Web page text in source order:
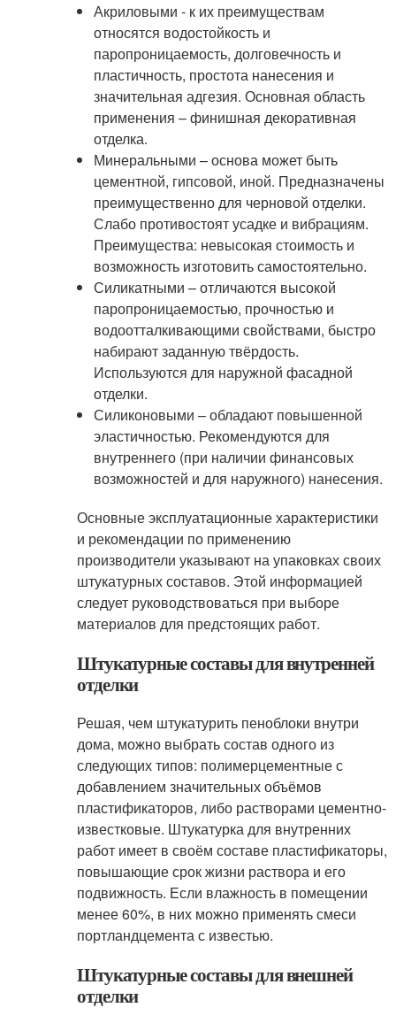
Акриловыми - к их преимуществам
относятся водостойкость и
паропроницаемость, долговечность и
пластичность, простота нанесения и
значительная адгезия. Основная область
применения – финишная декоративная
отделка.
Минеральными – основа может быть
цементной, гипсовой, иной. Предназначены
преимущественно для черновой отделки.
Слабо противостоят усадке и вибрациям.
Преимущества: невысокая стоимость и
возможность изготовить самостоятельно.
Силикатными – отличаются высокой
паропроницаемостью, прочностью и
водоотталкивающими свойствами, быстро
набирают заданную твёрдость.
Используются для наружной фасадной
отделки.
Силиконовыми – обладают повышенной
эластичностью. Рекомендуются для
внутреннего (при наличии финансовых
возможностей и для наружного) нанесения.
Основные эксплуатационные характеристики
и рекомендации по применению
производители указывают на упаковках своих
штукатурных составов. Этой информацией
следует руководствоваться при выборе
материалов для предстоящих работ.
Штукатурные составы для внутренней
отделки
Решая, чем штукатурить пеноблоки внутри
дома, можно выбрать состав одного из
следующих типов: полимерцементные с
добавлением значительных объёмов
пластификаторов, либо растворами цементно-
известковые. Штукатурка для внутренних
работ имеет в своём составе пластификаторы,
повышающие срок жизни раствора и его
подвижность. Если влажность в помещении
менее 60%, в них можно применять смеси
портландцемента с известью.
Штукатурные составы для внешней
отделки